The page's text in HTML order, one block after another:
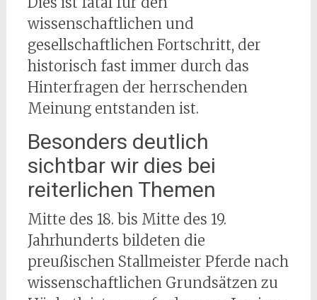
wissenschaftlichen und
gesellschaftlichen Fortschritt, der
historisch fast immer durch das
Hinterfragen der herrschenden
Meinung entstanden ist.
Besonders deutlich
sichtbar wir dies bei
reiterlichen Themen
Mitte des 18. bis Mitte des 19.
Jahrhunderts bildeten die
preußischen Stallmeister Pferde nach
wissenschaftlichen Grundsätzen zu